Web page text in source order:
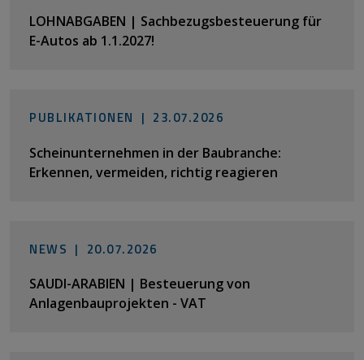
LOHNABGABEN | Sachbezugsbesteuerung für
E-Autos ab 1.1.2027!
PUBLIKATIONEN | 23.07.2026
Scheinunternehmen in der Baubranche:
Erkennen, vermeiden, richtig reagieren
NEWS | 20.07.2026
SAUDI-ARABIEN | Besteuerung von
Anlagenbauprojekten - VAT